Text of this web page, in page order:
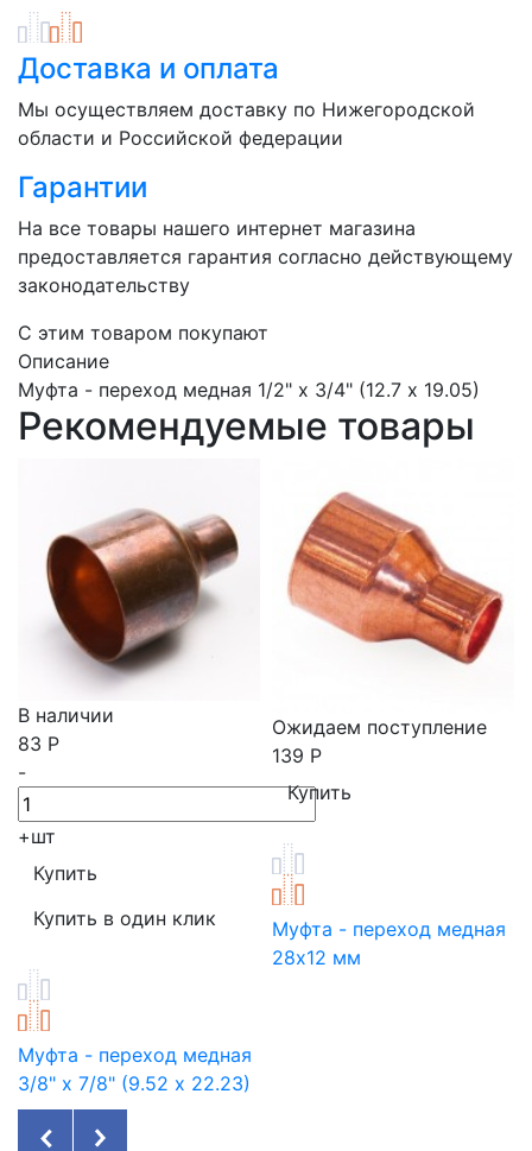
Доставка и оплата
Мы осуществляем доставку по Нижегородской
области и Российской федерации
Гарантии
На все товары нашего интернет магазина
предоставляется гарантия согласно действующему
законодательству
C этим товаром покупают
Описание
Муфта - переход медная 1/2" х 3/4" (12.7 х 19.05)
Рекомендуемые товары
В наличии
83 Р
-
+шт
Муфта - переход медная
3/8" х 7/8" (9.52 х 22.23)
Ожидаем поступление
139 Р
Муфта - переход медная
28х12 мм